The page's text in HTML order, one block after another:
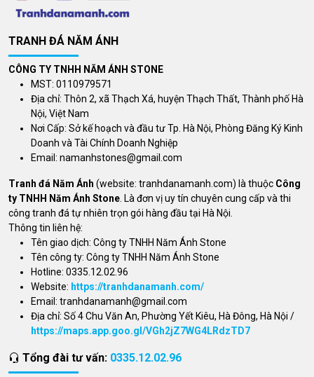
TRANH ĐÁ NĂM ÁNH
CÔNG TY TNHH NĂM ÁNH STONE
MST: 0110979571
Địa chỉ: Thôn 2, xã Thạch Xá, huyện Thạch Thất, Thành phố Hà
Nội, Việt Nam
Nơi Cấp: Sở kế hoạch và đầu tư Tp. Hà Nội, Phòng Đăng Ký Kinh
Doanh và Tài Chính Doanh Nghiệp
Email: namanhstones@gmail.com
Tranh đá Năm Ánh (website: tranhdanamanh.com) là thuộc Công
ty TNHH Năm Ánh Stone. Là đơn vị uy tín chuyên cung cấp và thi
công tranh đá tự nhiên trọn gói hàng đầu tại Hà Nội.
Thông tin liên hệ:
Tên giao dịch: Công ty TNHH Năm Ánh Stone
Tên công ty: Công ty TNHH Năm Ánh Stone
Hotline: 0335.12.02.96
Website: https://tranhdanamanh.com/
Email: tranhdanamanh@gmail.com
Địa chỉ: Số 4 Chu Văn An, Phường Yết Kiêu, Hà Đông, Hà Nội /
https://maps.app.goo.gl/VGh2jZ7WG4LRdzTD7
Tổng đài tư vấn: 0335.12.02.96